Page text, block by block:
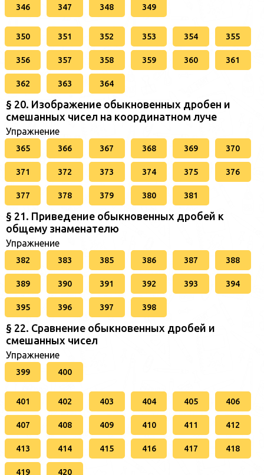
346 347 348 349
350 351 352 353 354 355
356 357 358 359 360 361
362 363 364
§ 20. Изображение обыкновенных дробен и
смешанных чисел на координатном луче
Упражнение
365 366 367 368 369 370
371 372 373 374 375 376
377 378 379 380 381
§ 21. Приведение обыкновенных дробей к
общему знаменателю
Упражнение
382 383 385 386 387 388
389 390 391 392 393 394
395 396 397 398
§ 22. Сравнение обыкновенных дробей и
смешанных чисел
Упражнение
399 400
401 402 403 404 405 406
407 408 409 410 411 412
413 414 415 416 417 418
419 420